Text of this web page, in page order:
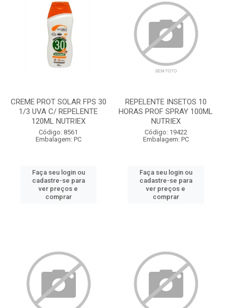
CREME PROT SOLAR FPS 30
1/3 UVA C/ REPELENTE
120ML NUTRIEX
Código: 8561
Embalagem: PC
Faça seu login ou
cadastre-se para
ver preços e
comprar
REPELENTE INSETOS 10
HORAS PROF SPRAY 100ML
NUTRIEX
Código: 19422
Embalagem: PC
Faça seu login ou
cadastre-se para
ver preços e
comprar